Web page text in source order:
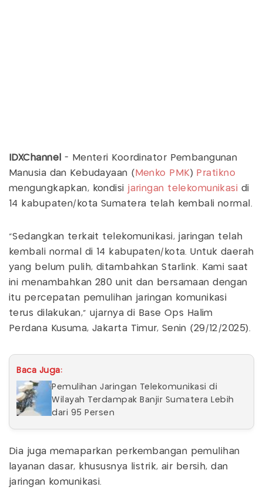
IDXChannel - Menteri Koordinator Pembangunan
Manusia dan Kebudayaan ( Menko PMK) Pratikno
mengungkapkan, kondisi jaringan telekomunikasi di
14 kabupaten/kota Sumatera telah kembali normal.
“Sedangkan terkait telekomunikasi, jaringan telah
kembali normal di 14 kabupaten/kota. Untuk daerah
yang belum pulih, ditambahkan Starlink. Kami saat
ini menambahkan 280 unit dan bersamaan dengan
itu percepatan pemulihan jaringan komunikasi
terus dilakukan,” ujarnya di Base Ops Halim
Perdana Kusuma, Jakarta Timur, Senin (29/12/2025).
Baca Juga:
Pemulihan Jaringan Telekomunikasi di
Wilayah Terdampak Banjir Sumatera Lebih
dari 95 Persen
Dia juga memaparkan perkembangan pemulihan
layanan dasar, khususnya listrik, air bersih, dan
jaringan komunikasi.